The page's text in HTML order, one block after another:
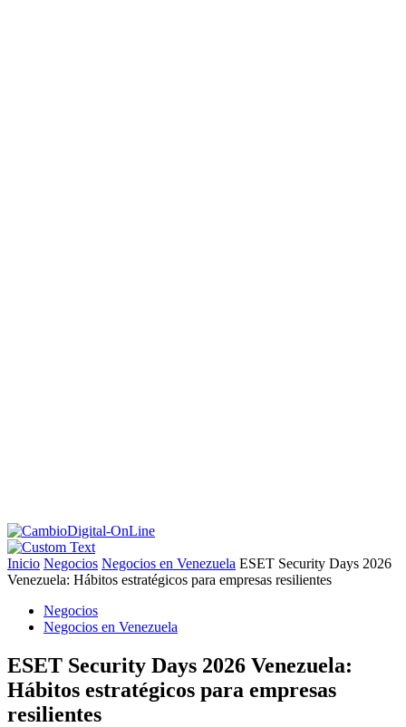
Inicio Negocios Negocios en Venezuela ESET Security Days 2026
Venezuela: Hábitos estratégicos para empresas resilientes
Negocios
Negocios en Venezuela
ESET Security Days 2026 Venezuela:
Hábitos estratégicos para empresas
resilientes